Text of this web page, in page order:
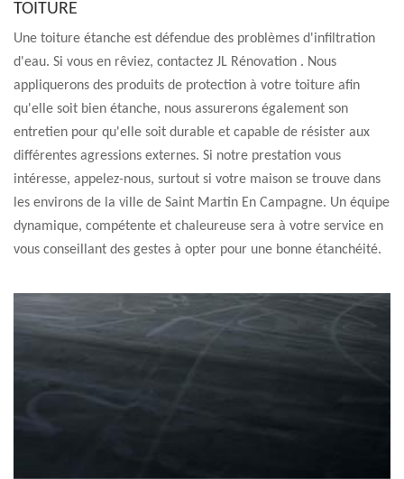
TOITURE
Une toiture étanche est défendue des problèmes d'infiltration
d'eau. Si vous en rêviez, contactez JL Rénovation . Nous
appliquerons des produits de protection à votre toiture afin
qu'elle soit bien étanche, nous assurerons également son
entretien pour qu'elle soit durable et capable de résister aux
différentes agressions externes. Si notre prestation vous
intéresse, appelez-nous, surtout si votre maison se trouve dans
les environs de la ville de Saint Martin En Campagne. Un équipe
dynamique, compétente et chaleureuse sera à votre service en
vous conseillant des gestes à opter pour une bonne étanchéité.